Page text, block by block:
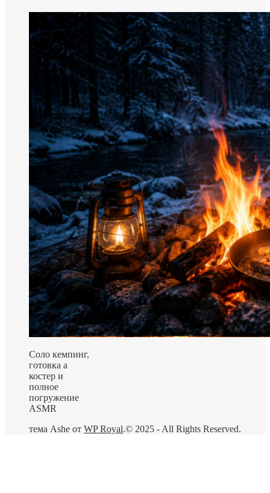
Соло кемпинг,
готовка а
костер и
полное
погружение
ASMR
© 2025 - All Rights Reserved.
тема Ashe от WP Royal.